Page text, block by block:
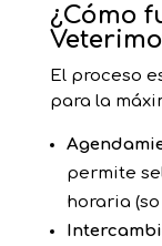
¿Cómo
El proceso
para la
permite
horaria